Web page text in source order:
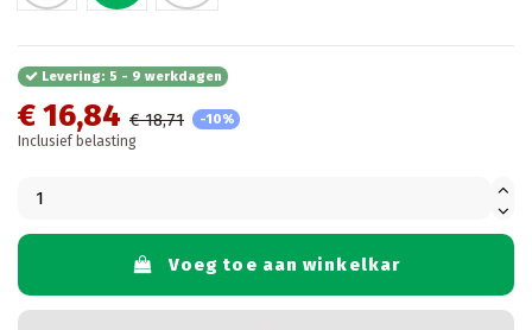
Levering: 5 - 9 werkdagen
€ 16,84 € 18,71
-10%
Inclusief belasting
Voeg toe aan winkelkar